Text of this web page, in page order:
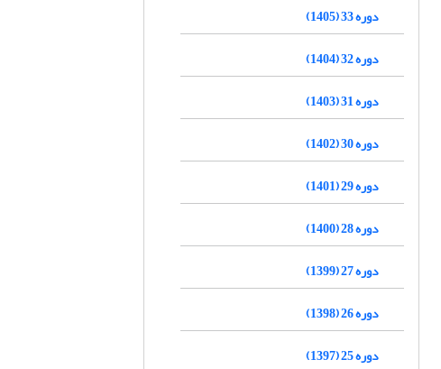
دوره 33 (1405)
دوره 32 (1404)
دوره 31 (1403)
دوره 30 (1402)
دوره 29 (1401)
دوره 28 (1400)
دوره 27 (1399)
دوره 26 (1398)
دوره 25 (1397)